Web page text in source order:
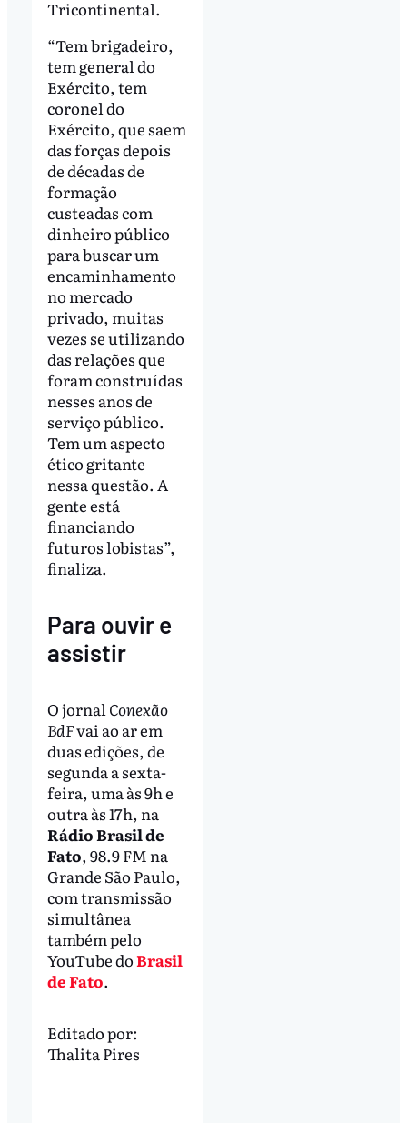
Tricontinental.
“Tem brigadeiro,
tem general do
Exército, tem
coronel do
Exército, que saem
das forças depois
de décadas de
formação
custeadas com
dinheiro público
para buscar um
encaminhamento
no mercado
privado, muitas
vezes se utilizando
das relações que
foram construídas
nesses anos de
serviço público.
Tem um aspecto
ético gritante
nessa questão. A
gente está
financiando
futuros lobistas”,
finaliza.
Para ouvir e
assistir
O jornalConexão
BdFvai ao ar em
duas edições, de
segunda a sexta-
feira, uma às 9h e
outra às 17h, na
Rádio Brasil de
Fato, 98.9 FM na
Grande São Paulo,
com transmissão
simultânea
também pelo
YouTube doBrasil
de Fato.
Editado por:
Thalita Pires